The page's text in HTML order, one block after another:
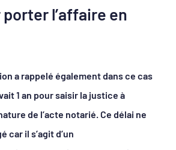
porter l’affaire en
a rappelé également dans ce cas
1 an pour saisir la justice à
de l’acte notarié. Ce délai ne
car il s’agit d’un